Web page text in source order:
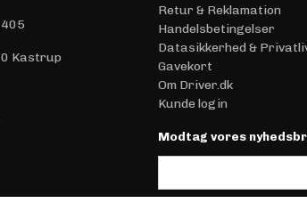
Kastrup
Retur & Reklamation
Handelsbetingelser
Datasikkerhed &
Gavekort
Om Driver.dk
Kunde login
Modtag vores